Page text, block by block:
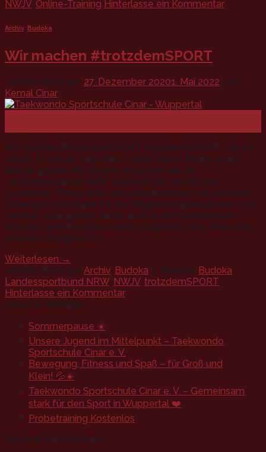
NWJV, Online-Training Hinterlasse ein Kommentar
Archiv, Budoka
Wir machen #trotzdemSPORT
Veröffentlicht am 27. Dezember 20201. Mai 2022 von
Kemal Cinar
Wir machen #trotzdemSPORT trotzdemSPORT – ob im
Verein, in Schule oder Kita – unser klares Motto sollte
überall gelten: Mit diesem Anspruch will der
Landessportbund NRW während der sportlichen
Lockdown-Phase aktiv und selbstbewusst mit kreativen
Lösungsvorschlägen für die Mitgliedsorganisationen und
Vereine vorangehen, damit auch in den kommenden
Wochen und Monaten wieder möglichst viele Menschen
verantwortungsvoll […]
Weiterlesen →
Veröffentlicht am Archiv Budoka Markiert Budoka
Landessportbund NRW, NWJV, trotzdemSPORT
Hinterlasse ein Kommentar
Neueste Beiträge
Sommerpause ☀️
Unsere Jugend im Mittelpunkt – Taekwondo
Sportschule Cinar e. V.
Bewegung, Fitness und Spaß – für Groß und
Klein! 💦☀️
Taekwondo Sportschule Cinar e. V. – Gemeinsam
stark für den Sport in Wuppertal ❤️
Probetraining Kostenlos
Neueste Kommentare